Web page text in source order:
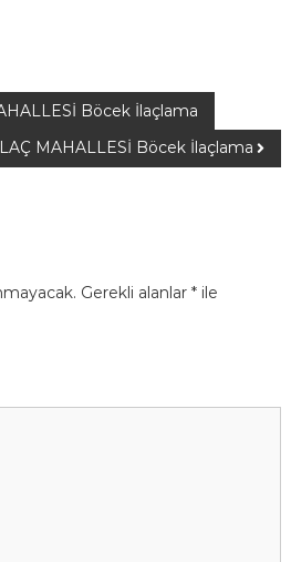
Böcek İlaçlama
MAHALLESİ Böcek İlaçlama
Gerekli alanlar *ile